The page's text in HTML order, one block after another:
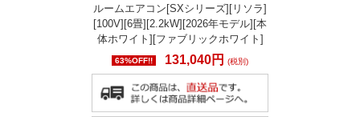
ルームエアコン[SXシリーズ][リソラ]
[100V][6畳][2.2kW][2026年モデル][本
体ホワイト][ファブリックホワイト]
63%OFF!! 131,040円 (税別)